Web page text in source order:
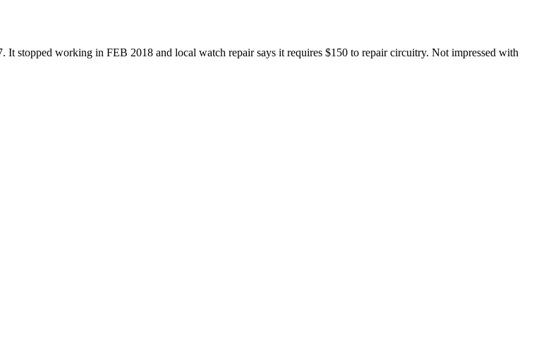
stopped working in FEB 2018 and local watch repair says it requires $150 to repair circuitry. Not impressed with